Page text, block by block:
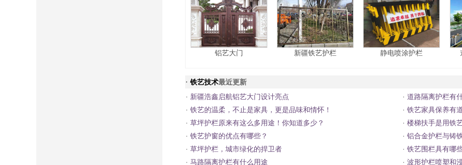
铝艺大门 新疆铁艺护栏 静电喷涂护栏
· 铁艺技术最近更新
· 新疆浩鑫启航铝艺大门设计亮点 · 道路隔离护栏有
· 铁艺的温柔，不止是家具，更是品味和情怀！ · 铁艺家具保养有
· 草坪护栏原来有这么多用途！你知道多少？ · 楼梯扶手是用铁
· 铁艺护窗的优点有哪些？ · 铝合金护栏与铸
· 草坪护栏，城市绿化的捍卫者 · 铁艺围栏具有哪
· 马路隔离护栏有什么用途 · 波形护栏喷塑和